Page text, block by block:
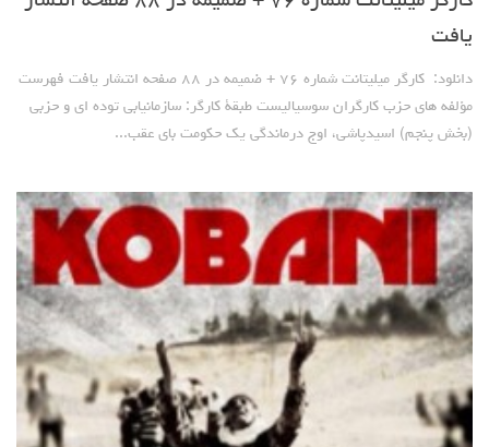
یافت
دانلود: کارگر میلیتانت شماره ۷۶ + ضمیمه در ۸۸ صفحه انتشار یافت فهرست
مؤلفه های حزب کارگران سوسیالیست طبقۀ کارگر: سازمانیابی توده ای و حزبی
(بخش پنجم) اسیدپاشی، اوج درماندگی یک حکومت بای عقب...